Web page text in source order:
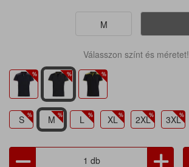
M
Válasszon színt és méretet!
S M L XL 2XL 3XL